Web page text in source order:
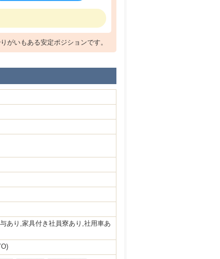
がいもある安定ポジションです。
あり,家具付き社員寮あり,社用車あ